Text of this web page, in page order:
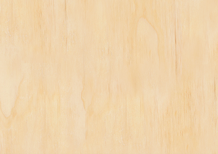
外国人「東京で謎の動物を見たんだけどコイツの正体分か
外国人「東京で謎の動物を見たんだけどコイツの正体分か
る？」
海外「日本のこの場所は現実とは思えないレベルで美し
い…！」外国人が感動する日本の景色とは・・・？...
外国人「俺達が見かけたヤバすぎる髪型を集めてみたｗｗｗ
ｗ」
大地震が起きても手術をやり遂げる日本の医療チーム、海外
でも凄すぎると絶賛
海外「さすが日本！」日本とドイツの仕事効率の差が分かる
数字に海外が大騒ぎ